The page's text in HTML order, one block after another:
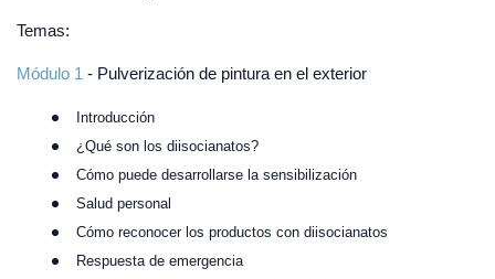
Temas:
Módulo 1 - Pulverización de pintura en el exterior
Introducción
¿Qué son los diisocianatos?
Cómo puede desarrollarse la sensibilización
Salud personal
Cómo reconocer los productos con diisocianatos
Respuesta de emergencia